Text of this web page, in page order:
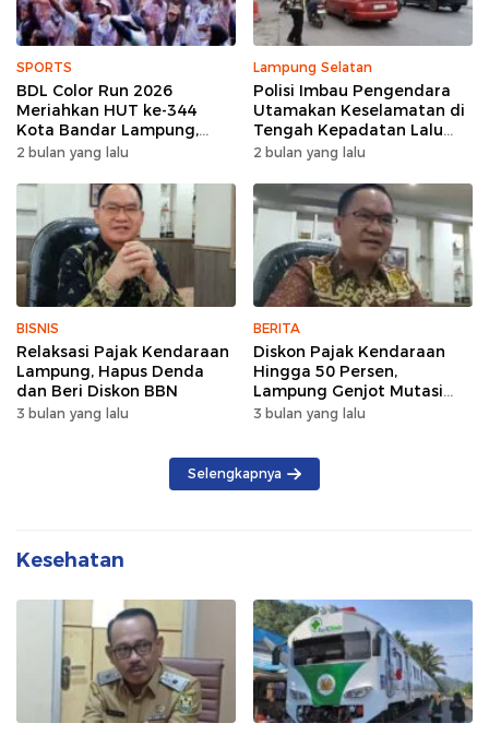
SPORTS
BDL Color Run 2026
Meriahkan HUT ke-344
Kota Bandar Lampung,
Wujud Semangat Sehat
2 bulan yang lalu
Lampung Selatan
Polisi Imbau Pengendara
Utamakan Keselamatan di
Tengah Kepadatan Lalu
Lintas Pagi Hari
2 bulan yang lalu
BISNIS
Relaksasi Pajak Kendaraan
Lampung, Hapus Denda
dan Beri Diskon BBN
3 bulan yang lalu
BERITA
Diskon Pajak Kendaraan
Hingga 50 Persen,
Lampung Genjot Mutasi
Kendaraan Luar Daerah
3 bulan yang lalu
Selengkapnya
Kesehatan